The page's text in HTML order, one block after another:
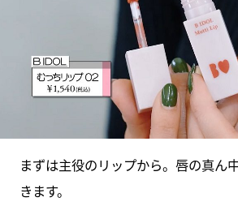
まずは主役のリップから。唇の真ん
きます。